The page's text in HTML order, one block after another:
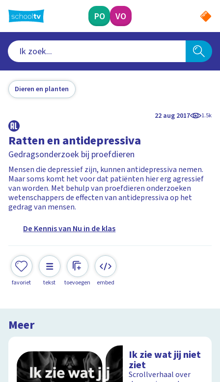
naar
hoofdinhoud
PO VO
Dieren en planten
22 aug 2017 1.5k
Ratten en antidepressiva
Gedragsonderzoek bij proefdieren
Mensen die depressief zijn, kunnen antidepressiva nemen.
Maar soms komt het voor dat patiënten hier erg agressief
van worden. Met behulp van proefdieren onderzoeken
wetenschappers de effecten van antidepressiva op het
gedrag van mensen.
De Kennis van Nu in de klas
favoriet tekst toevoegen embed
Meer
Ik zie wat jij niet
ziet
Scrollverhaal over